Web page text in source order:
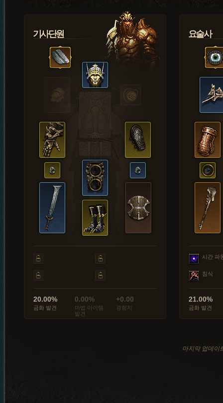
기사단원
20.00%
금화 발견
0.00%
마법 아이템
발견
+0.00
경험치
요술사
시간 파
침식
21.00%
금화 발견
마지막 업데이